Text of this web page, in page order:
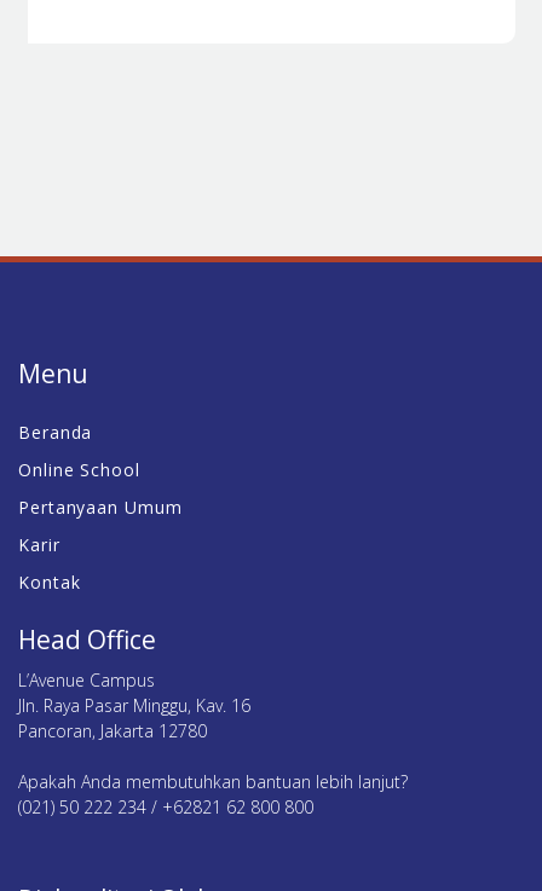
Menu
Beranda
Online School
Pertanyaan Umum
Karir
Kontak
Head Office
L’Avenue Campus
Jln. Raya Pasar Minggu, Kav. 16
Pancoran, Jakarta 12780
Apakah Anda membutuhkan bantuan lebih lanjut?
(021) 50 222 234 / +62821 62 800 800